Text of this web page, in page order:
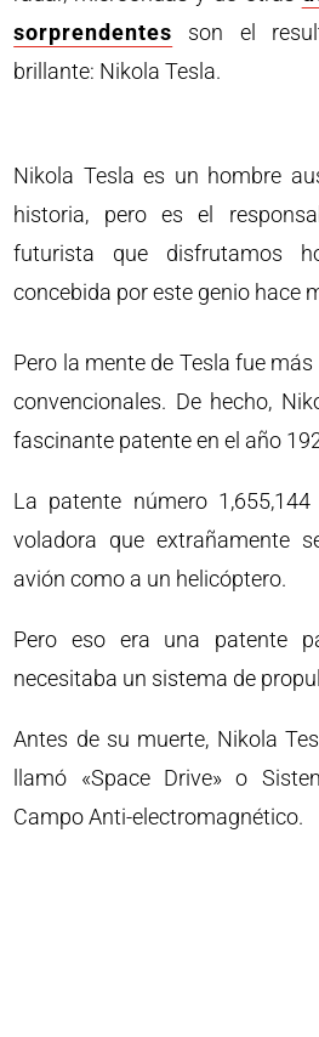
sorprendentes son el
brillante: Nikola Tesla.
Nikola Tesla es un hombre
historia, pero es el
futurista que disfrutamos
concebida por este genio hace
Pero la mente de Tesla fue
convencionales. De hecho,
fascinante patente en el año
La patente número
voladora que extrañamente
avión como a un helicóptero.
Pero eso era una patente
necesitaba un sistema de
Antes de su muerte, Nikola
llamó «Space Drive» o
Campo Anti-electromagnético.